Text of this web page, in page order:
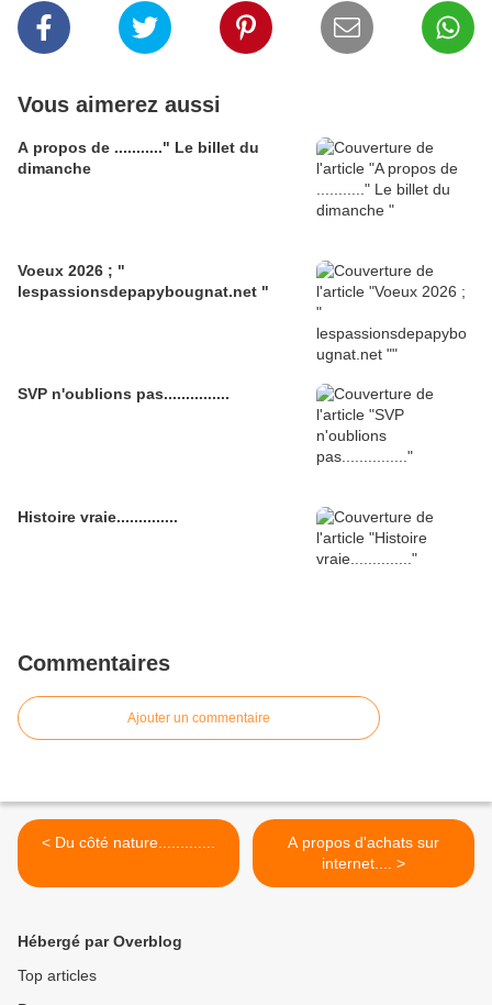
Vous aimerez aussi
A propos de ..........." Le billet du
dimanche
Voeux 2026 ; "
lespassionsdepapybougnat.net "
SVP n'oublions pas...............
Histoire vraie..............
Commentaires
Ajouter un commentaire
< Du côté nature.............
A propos d'achats sur
internet.... >
Hébergé par Overblog
Top articles